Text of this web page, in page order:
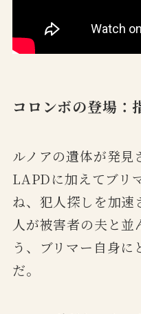
コロンボの登場：
ルノアの遺体が発見
LAPDに加えてブリ
ね、犯人探しを加
人が被害者の夫と
う、ブリマー自身
だ。